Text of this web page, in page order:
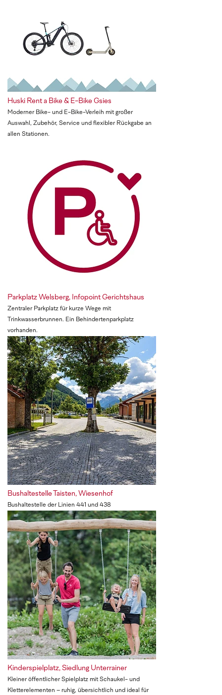
Huski Rent a Bike & E-Bike Gsies
Moderner Bike- und E-Bike-Verleih mit großer
Auswahl, Zubehör, Service und flexibler Rückgabe an
allen Stationen.
Parkplatz Welsberg, Infopoint Gerichtshaus
Zentraler Parkplatz für kurze Wege mit
Trinkwasserbrunnen. Ein Behindertenparkplatz
vorhanden.
Bushaltestelle Taisten, Wiesenhof
Bushaltestelle der Linien 441 und 438
Kinderspielplatz, Siedlung Unterrainer
Kleiner öffentlicher Spielplatz mit Schaukel- und
Kletterelementen – ruhig, übersichtlich und ideal für